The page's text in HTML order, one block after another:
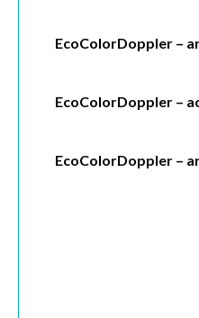
EcoColorDoppler –
EcoColorDoppler –
EcoColorDoppler –